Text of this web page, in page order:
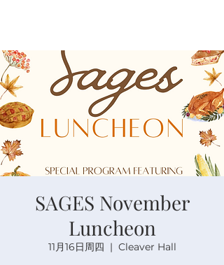
SAGES November
Luncheon
11月16日周四
  |
Cleaver Hall